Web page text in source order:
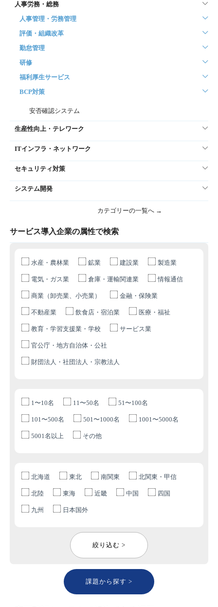
人事労務・総務
人事管理・労務管理
評価・組織改革
勤怠管理
研修
福利厚生サービス
BCP対策
安否確認システム
生産性向上・テレワーク
ITインフラ・ネットワーク
セキュリティ対策
システム開発
カテゴリーの一覧へ →
サービス導入企業の属性で検索
水産・農林業 鉱業 建設業 製造業
電気・ガス業 倉庫・運輸関連業 情報通信
商業（卸売業、小売業） 金融・保険業
不動産業 飲食店・宿泊業 医療・福祉
教育・学習支援業・学校 サービス業
官公庁・地方自治体・公社
財団法人・社団法人・宗教法人
1〜10名 11〜50名 51〜100名
101〜500名 501〜1000名 1001〜5000名
5001名以上 その他
北海道 東北 南関東 北関東・甲信
北陸 東海 近畿 中国 四国
九州 日本国外
絞り込む >
課題から探す >